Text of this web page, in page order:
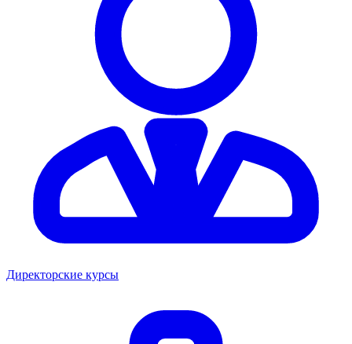
Директорские курсы